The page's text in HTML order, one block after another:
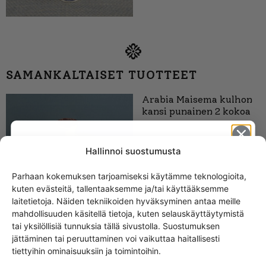
Hallinnoi suostumusta
Parhaan kokemuksen tarjoamiseksi käytämme teknologioita,
kuten evästeitä, tallentaaksemme ja/tai käyttääksemme
laitetietoja. Näiden tekniikoiden hyväksyminen antaa meille
mahdollisuuden käsitellä tietoja, kuten selauskäyttäytymistä
tai yksilöllisiä tunnuksia tällä sivustolla. Suostumuksen
jättäminen tai peruuttaminen voi vaikuttaa haitallisesti
tiettyihin ominaisuuksiin ja toimintoihin.
SAMANKALTAISET TUOTTEET
Arabia Maisema kulhon
kansi punainen 2 kokoa
Arabia Maisema kulhon
Get -5%
off?
Yes! I want the discount